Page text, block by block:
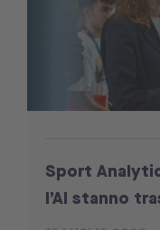
Sport
l’AI stanno